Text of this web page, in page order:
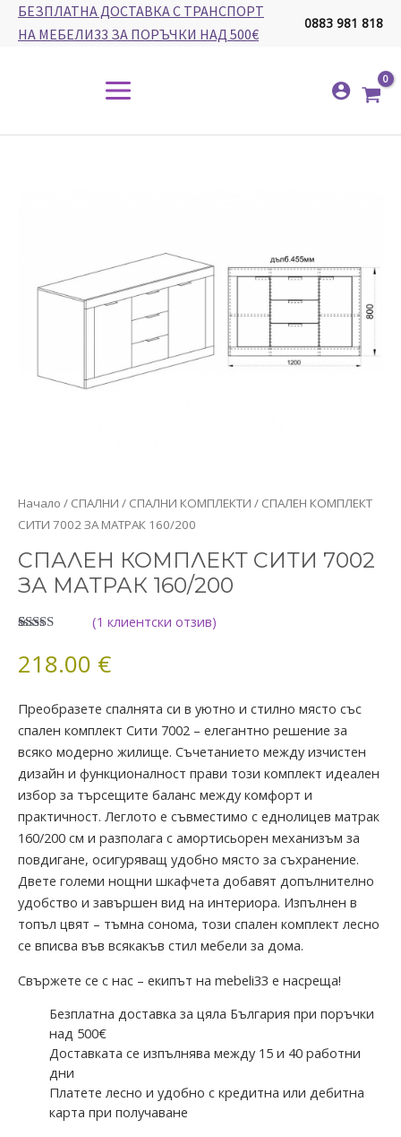
SkipБЕЗПЛАТНА ДОСТАВКА С ТРАНСПОРТ
НА МЕБЕЛИ33 ЗА ПОРЪЧКИ НАД 500€
0883 981 818
Menu
Начало / СПАЛНИ / СПАЛНИ КОМПЛЕКТИ / СПАЛЕН КОМПЛЕКТ
СИТИ 7002 ЗА МАТРАК 160/200
СПАЛЕН КОМПЛЕКТ СИТИ 7002
ЗА МАТРАК 160/200
5.00 от 5,
базирано
оценки
(1 клиентски отзив)
218.00 €
Преобразете спалнята си в уютно и стилно място със
спален комплект Сити 7002 – елегантно решение за
всяко модерно жилище. Съчетанието между изчистен
дизайн и функционалност прави този комплект идеален
избор за търсещите баланс между комфорт и
практичност. Леглото е съвместимо с еднолицев матрак
160/200 см и разполага с амортисьорен механизъм за
повдигане, осигуряващ удобно място за съхранение.
Двете големи нощни шкафчета добавят допълнително
удобство и завършен вид на интериора. Изпълнен в
топъл цвят – тъмна сонома, този спален комплект лесно
се вписва във всякакъв стил мебели за дома.
Свържете се с нас – екипът на mebeli33 е насреща!
Безплатна доставка за цяла България при поръчки
над 500€
Доставката се изпълнява между 15 и 40 работни
дни
Платете лесно и удобно с кредитна или дебитна
карта при получаване
количество
за
КОМПЛЕКТ
СИТИ
ЗА
МАТРАК
160/200